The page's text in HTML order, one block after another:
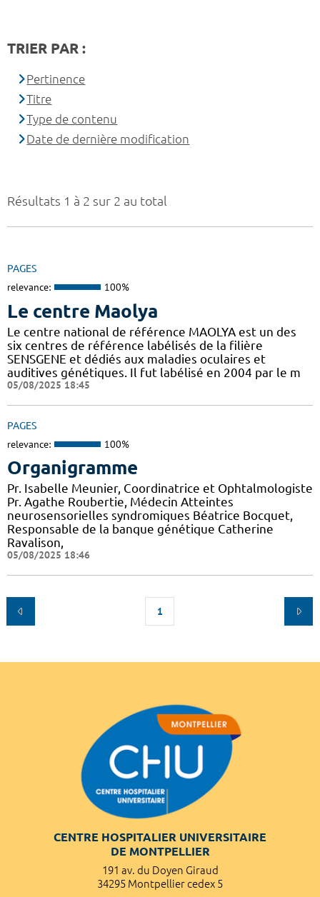
Résultats 1 à 2 sur 2 au total
PAGES
relevance: 100%
Le centre Maolya
Le centre national de référence MAOLYA est un des
six centres de référence labélisés de la filière
SENSGENE et dédiés aux maladies oculaires et
auditives génétiques. Il fut labélisé en 2004 par le m
05/08/2025 18:45
PAGES
relevance: 100%
Organigramme
Pr. Isabelle Meunier, Coordinatrice et Ophtalmologiste
Pr. Agathe Roubertie, Médecin Atteintes
neurosensorielles syndromiques Béatrice Bocquet,
Responsable de la banque génétique Catherine
Ravalison,
05/08/2025 18:46
1
TRIER PAR :
Pertinence
Titre
Type de contenu
Date de dernière modification
CENTRE HOSPITALIER UNIVERSITAIRE
DE MONTPELLIER
191 av. du Doyen Giraud
34295 Montpellier cedex 5